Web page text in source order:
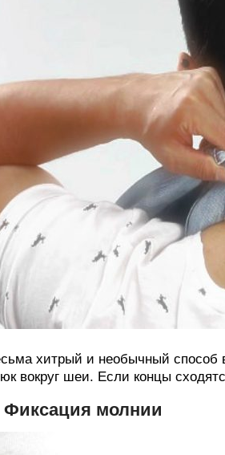
хитрый и необычный способ
вокруг шеи. Если концы
Фиксация молнии